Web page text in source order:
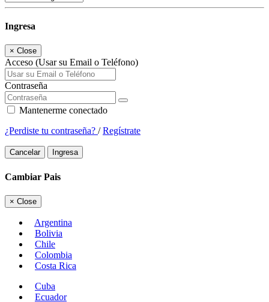
Ingresa
× Close
Acceso (Usar su Email o Teléfono)
Contraseña
Mantenerme conectado
¿Perdiste tu contraseña? /Regístrate
Cancelar Ingresa
Cambiar Pais
× Close
Argentina
Bolivia
Chile
Colombia
Costa Rica
Cuba
Ecuador